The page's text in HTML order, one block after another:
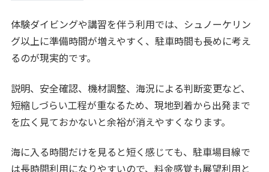
体験ダイビングや講習を伴う利用では、シュノーケリン
グ以上に準備時間が増えやすく、駐車時間も長めに考え
るのが現実的です。
説明、安全確認、機材調整、海況による判断変更など、
短縮しづらい工程が重なるため、現地到着から出発まで
を広く見ておかないと余裕が消えやすくなります。
海に入る時間だけを見ると短く感じても、駐車場目線で
は長時間利用になりやすいので、料金感覚も展望利用と